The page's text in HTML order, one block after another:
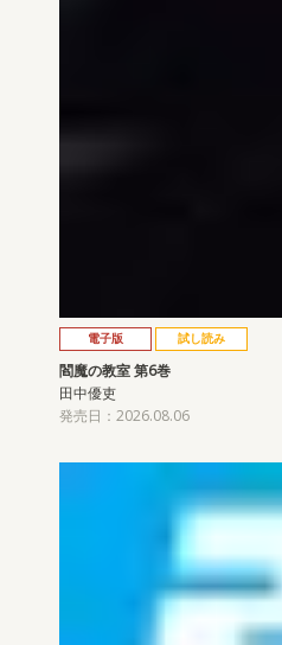
電子版 試し読み
閻魔の教室 第6巻
田中優吏
発売日：2026.08.06